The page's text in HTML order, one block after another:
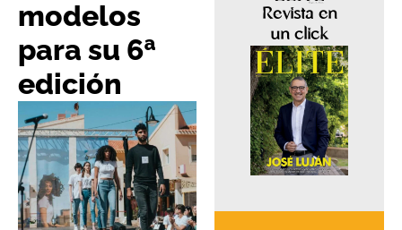
modelos
para su 6ª
edición
Revista en
un click